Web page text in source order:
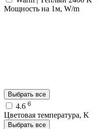
Мощность на 1м, W/m
Выбрать все
4.6 6
Цветовая температура, K
Выбрать все